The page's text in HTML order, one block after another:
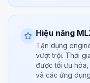
Hiệu năng
Tận dụng
vượt trội. Thời
được tối ưu
và các ứng